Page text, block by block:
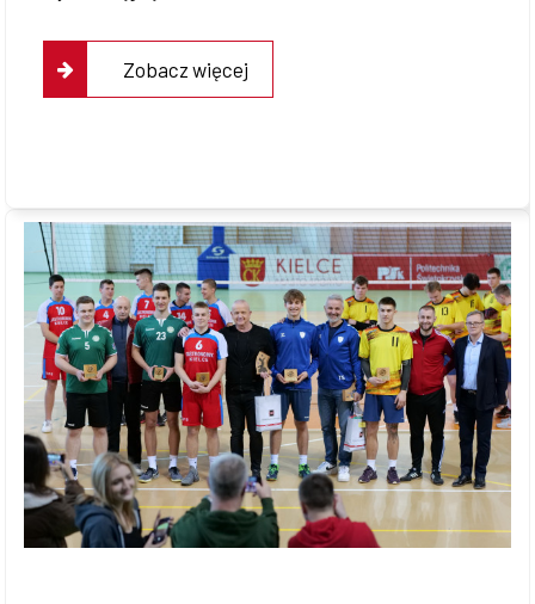
Zobacz więcej